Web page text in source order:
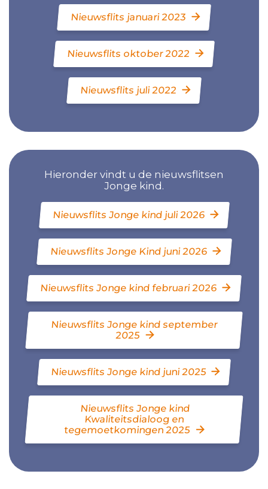
Nieuwsflits januari 2023
Nieuwsflits oktober 2022
Nieuwsflits juli 2022
Hieronder vindt u de nieuwsflitsen
Jonge kind.
Nieuwsflits Jonge kind juli 2026
Nieuwsflits Jonge Kind juni 2026
Nieuwsflits Jonge kind februari 2026
Nieuwsflits Jonge kind september
2025
Nieuwsflits Jonge kind juni 2025
Nieuwsflits Jonge kind
Kwaliteitsdialoog en
tegemoetkomingen 2025